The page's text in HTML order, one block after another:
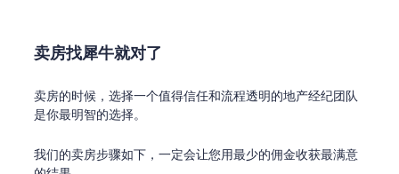
卖房找犀牛就对了
卖房的时候，选择一个值得信任和流程透明的地产经纪团队
是你最明智的选择。
我们的卖房步骤如下，一定会让您用最少的佣金收获最满意